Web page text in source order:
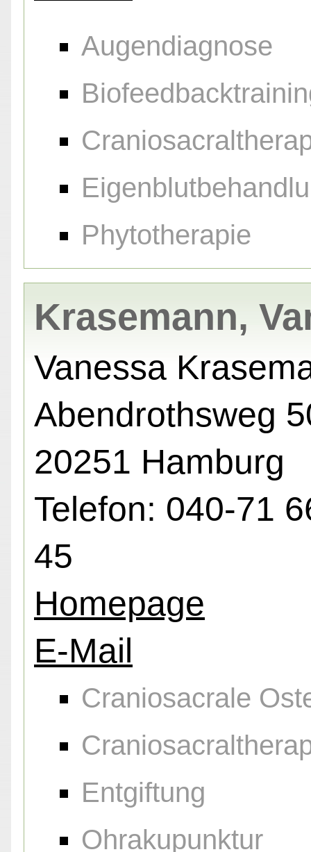
Augendiagnose
Phytotherapie
Krasemann,
Vanessa
Abendrothsweg
20251 Hamburg
Telefon: 040-71
45
Homepage
E-Mail
Craniosacrale
Entgiftung
Ohrakupunktur